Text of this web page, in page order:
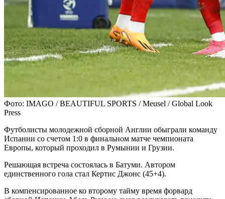
Фото: IMAGO / BEAUTIFUL SPORTS / Meusel / Global Look
Press
Футболисты молодежной сборной Англии обыграли команду
Испании со счетом 1:0 в финальном матче чемпионата
Европы, который проходил в Румынии и Грузии.
Решающая встреча состоялась в Батуми. Автором
единственного гола стал Кертис Джонс (45+4).
В компенсированное ко второму тайму время форвард